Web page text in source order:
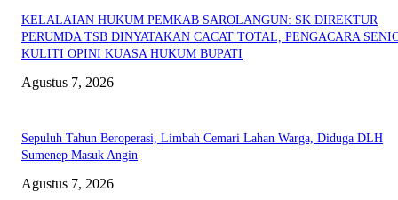
KELALAIAN HUKUM PEMKAB SAROLANGUN: SK DIREKTUR
PERUMDA TSB DINYATAKAN CACAT TOTAL, PENGACARA
KULITI OPINI KUASA HUKUM BUPATI
Agustus 7, 2026
Sepuluh Tahun Beroperasi, Limbah Cemari Lahan Warga, Diduga DLH
Sumenep Masuk Angin
Agustus 7, 2026